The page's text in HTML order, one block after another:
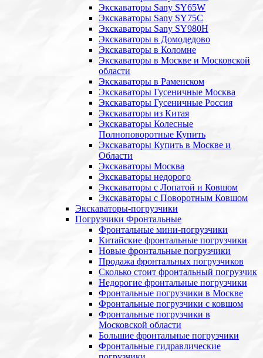
Экскаваторы Sany SY65W
Экскаваторы Sany SY75C
Экскаваторы Sany SY980H
Экскаваторы в Домодедово
Экскаваторы в Коломне
Экскаваторы в Москве и Московской
области
Экскаваторы в Раменском
Экскаваторы Гусеничные Москва
Экскаваторы Гусеничные Россия
Экскаваторы из Китая
Экскаваторы Колесные
Полноповоротные Купить
Экскаваторы Купить в Москве и
Области
Экскаваторы Москва
Экскаваторы недорого
Экскаваторы с Лопатой и Ковшом
Экскаваторы с Поворотным Ковшом
Экскаваторы-погрузчики
Погрузчики Фронтальные
Фронтальные мини-погрузчики
Китайские фронтальные погрузчики
Новые фронтальные погрузчики
Продажа фронтальных погрузчиков
Сколько стоит фронтальный погрузчик
Недорогие фронтальные погрузчики
Фронтальные погрузчики в Москве
Фронтальные погрузчики с ковшом
Фронтальные погрузчики в
Московской области
Большие фронтальные погрузчики
Фронтальные гидравлические